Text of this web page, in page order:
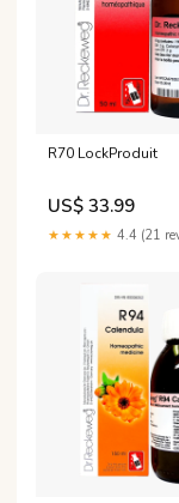
R70 LockProduit
US$ 33.99
★★★★★ 4.4 (21